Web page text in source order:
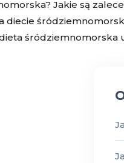
Jakie są
diecie
śródziemnomorska